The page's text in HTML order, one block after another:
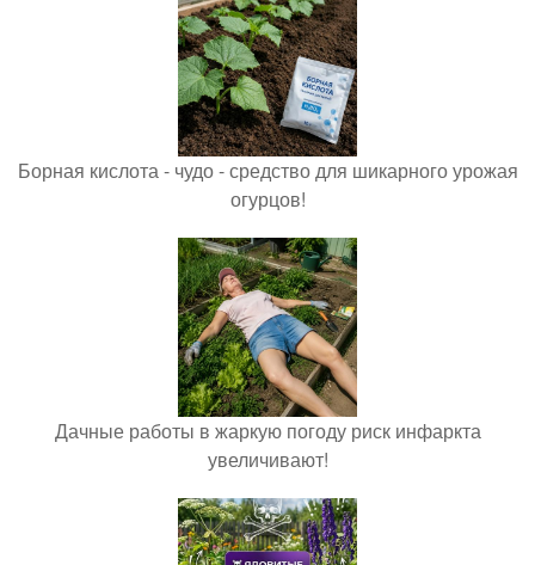
Борная кислота - чудо - средство для шикарного урожая
огурцов!
Дачные работы в жаркую погоду риск инфаркта
увеличивают!